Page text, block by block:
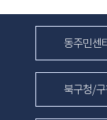
동주민센
북구청/구